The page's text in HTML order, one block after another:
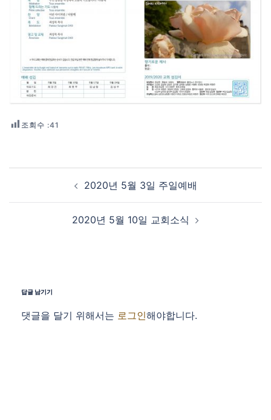
조회수 :41
Post navigation
2020년 5월 3일 주일예배
2020년 5월 10일 교회소식
답글 남기기
댓글을 달기 위해서는 로그인해야합니다.